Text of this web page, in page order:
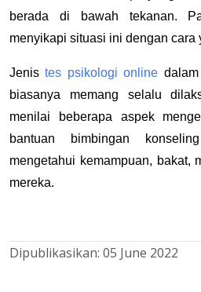
berada di bawah tekanan.
menyikapi situasi ini dengan cara
Jenistes psikologi online
biasanya memang selalu
menilai beberapa aspek
bantuan bimbingan
mengetahui kemampuan, bakat,
mereka.
Dipublikasikan: 05 June 2022